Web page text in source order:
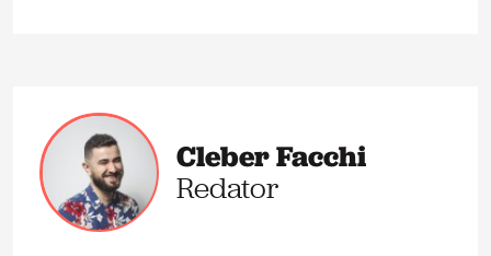
Cleber Facchi
Redator